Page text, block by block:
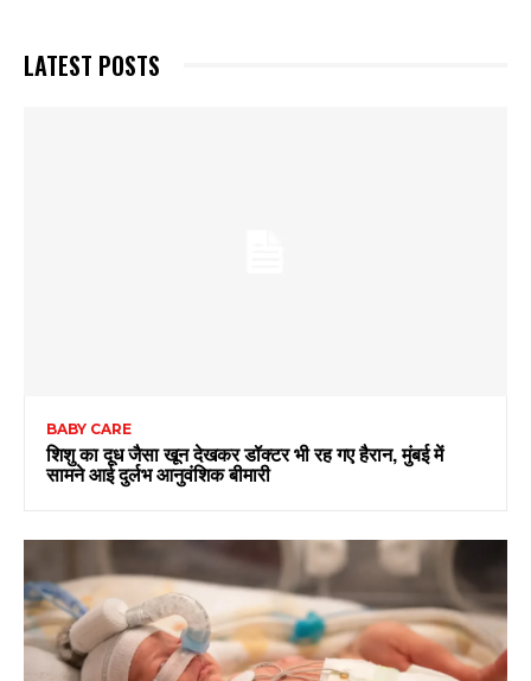
LATEST POSTS
BABY CARE
शिशु का दूध जैसा खून देखकर डॉक्टर भी रह गए हैरान, मुंबई में
सामने आई दुर्लभ आनुवंशिक बीमारी